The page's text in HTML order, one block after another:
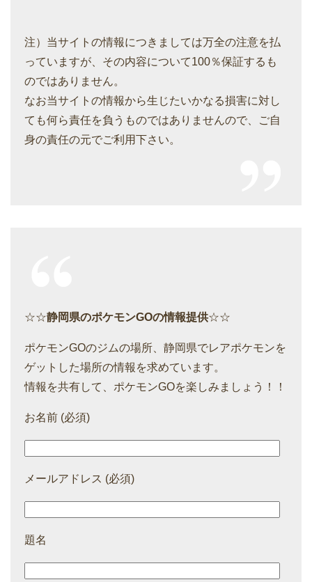
注）当サイトの情報につきましては万全の注意を払
っていますが、その内容について100％保証するも
のではありません。
なお当サイトの情報から生じたいかなる損害に対し
ても何ら責任を負うものではありませんので、ご自
身の責任の元でご利用下さい。
☆☆静岡県のポケモンGOの情報提供☆☆
ポケモンGOのジムの場所、静岡県でレアポケモンを
ゲットした場所の情報を求めています。
情報を共有して、ポケモンGOを楽しみましょう！！
お名前 (必須)
メールアドレス (必須)
題名